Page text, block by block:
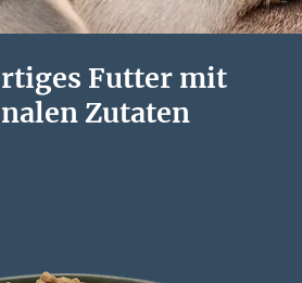
Futter mit
Zutaten